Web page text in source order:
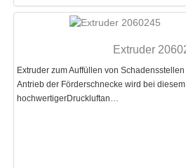
Extruder
Extruder zum Auffüllen von
Antrieb der Förderschnecke wird bei
hochwertigerDruckluftan…